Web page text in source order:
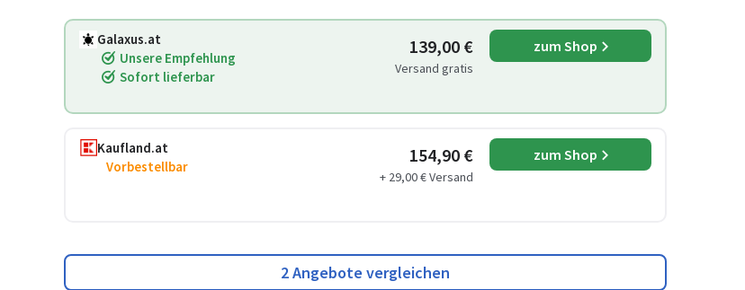
Galaxus.at
Unsere Empfehlung
Sofort lieferbar
139,00 €
Versand gratis
zum Shop
Kaufland.at
Vorbestellbar
154,90 €
+ 29,00 € Versand
zum Shop
2 Angebote vergleichen